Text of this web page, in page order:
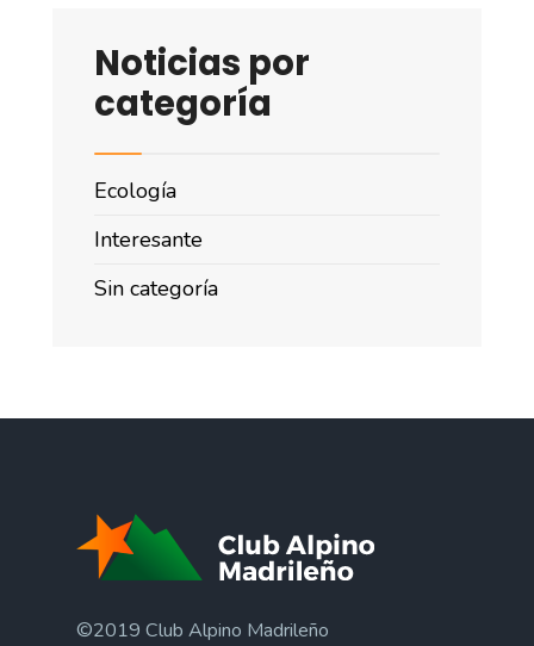
Noticias por
categoría
Ecología
Interesante
Sin categoría
©2019 Club Alpino Madrileño